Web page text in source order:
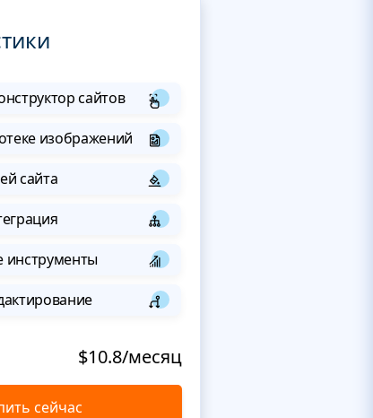
сайтов
изображений
сайта
инструменты
$10.8/месяц
сейчас